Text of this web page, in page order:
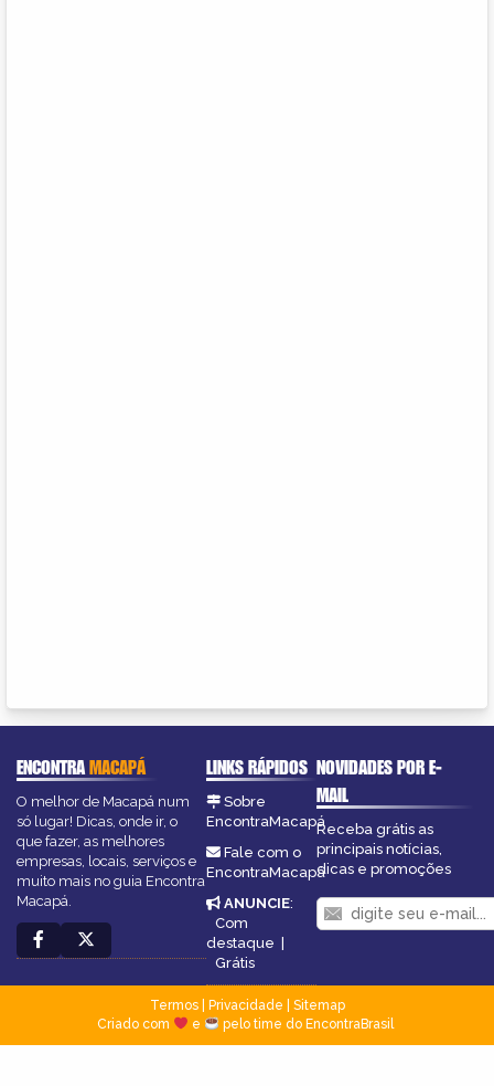
ENCONTRAMACAPÁ
O melhor de Macapá num
só lugar! Dicas, onde ir, o
que fazer, as melhores
empresas, locais, serviços e
muito mais no guia Encontra
Macapá.
LINKS RÁPIDOS
Sobre
EncontraMacapá
Fale com o
EncontraMacapá
ANUNCIE:
Com
destaque |
Grátis
NOVIDADES POR E-
MAIL
Receba grátis as
principais notícias,
dicas e promoções
Termos| Privacidade
Sitemap
Criado com
e pelo time do EncontraBrasil